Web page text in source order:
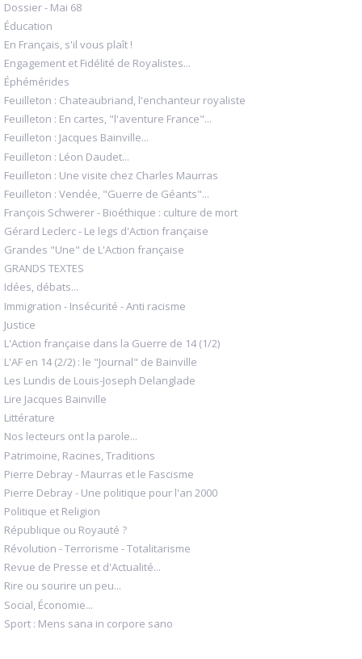
Dossier - Mai 68
Éducation
En Français, s'il vous plaît !
Engagement et Fidélité de Royalistes...
Éphémérides
Feuilleton : Chateaubriand, l'enchanteur royaliste
Feuilleton : En cartes, "l'aventure France"...
Feuilleton : Jacques Bainville...
Feuilleton : Léon Daudet...
Feuilleton : Une visite chez Charles Maurras
Feuilleton : Vendée, "Guerre de Géants"...
François Schwerer - Bioéthique : culture de mort
Gérard Leclerc - Le legs d'Action française
Grandes "Une" de L'Action française
GRANDS TEXTES
Idées, débats...
Immigration - Insécurité - Anti racisme
Justice
L'Action française dans la Guerre de 14 (1/2)
L'AF en 14 (2/2) : le "Journal" de Bainville
Les Lundis de Louis-Joseph Delanglade
Lire Jacques Bainville
Littérature
Nos lecteurs ont la parole...
Patrimoine, Racines, Traditions
Pierre Debray - Maurras et le Fascisme
Pierre Debray - Une politique pour l'an 2000
Politique et Religion
République ou Royauté ?
Révolution - Terrorisme - Totalitarisme
Revue de Presse et d'Actualité...
Rire ou sourire un peu...
Social, Économie...
Sport : Mens sana in corpore sano